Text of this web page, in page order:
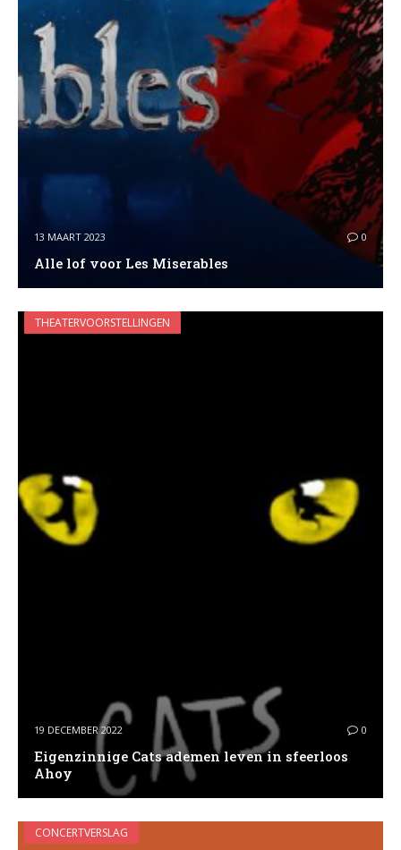
13 MAART 2023 0
Alle lof voor Les Miserables
THEATERVOORSTELLINGEN
19 DECEMBER 2022 0
Eigenzinnige Cats ademen leven in sfeerloos
Ahoy
CONCERTVERSLAG